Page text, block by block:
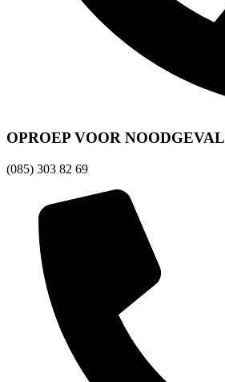
OPROEP VOOR NOODGEVAL
(085) 303 82 69